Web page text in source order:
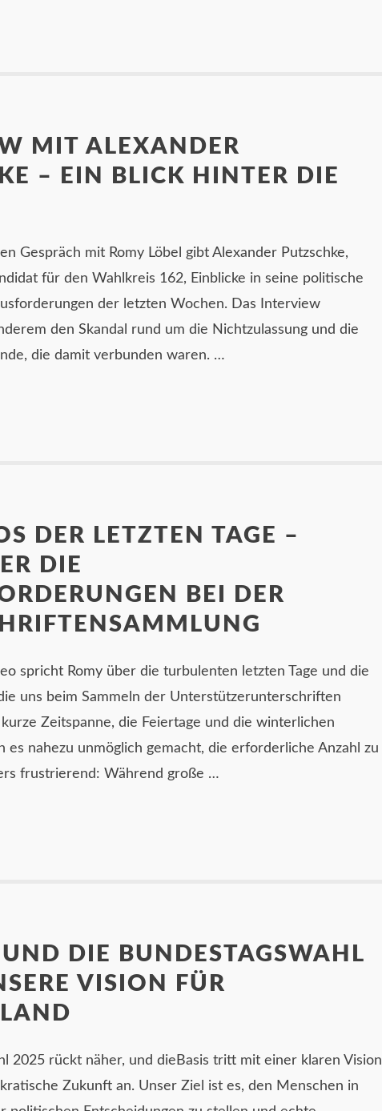
MIT ALEXANDER
– EIN BLICK HINTER DIE
Gespräch mit Romy Löbel gibt Alexander Putzschke,
für den Wahlkreis 162, Einblicke in seine politische
der letzten Wochen. Das Interview
den Skandal rund um die Nichtzulassung und die
die damit verbunden waren. …
DER LETZTEN TAGE –
DIE
BEI DER
spricht Romy über die turbulenten letzten Tage und die
uns beim Sammeln der Unterstützerunterschriften
Zeitspanne, die Feiertage und die winterlichen
es nahezu unmöglich gemacht, die erforderliche Anzahl zu
frustrierend: Während große …
UND DIE BUNDESTAGSWAHL
VISION FÜR
2025 rückt näher, und dieBasis tritt mit einer klaren Vision
Zukunft an. Unser Ziel ist es, den Menschen in